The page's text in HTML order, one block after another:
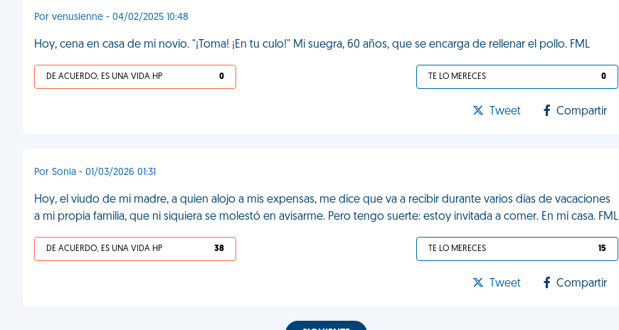
Por venusienne - 04/02/2025 10:48
Hoy, cena en casa de mi novio. "¡Toma! ¡En tu culo!" Mi suegra, 60 años, que se encarga de rellenar el pollo. FML
DE ACUERDO, ES UNA VIDA HP 0 TE LO MERECES 0
Tweet Compartir
Por Sonia - 01/03/2026 01:31
Hoy, el viudo de mi madre, a quien alojo a mis expensas, me dice que va a recibir durante varios días de vacaciones
a mi propia familia, que ni siquiera se molestó en avisarme. Pero tengo suerte: estoy invitada a comer. En mi casa. FML
DE ACUERDO, ES UNA VIDA HP 38 TE LO MERECES 15
Tweet Compartir